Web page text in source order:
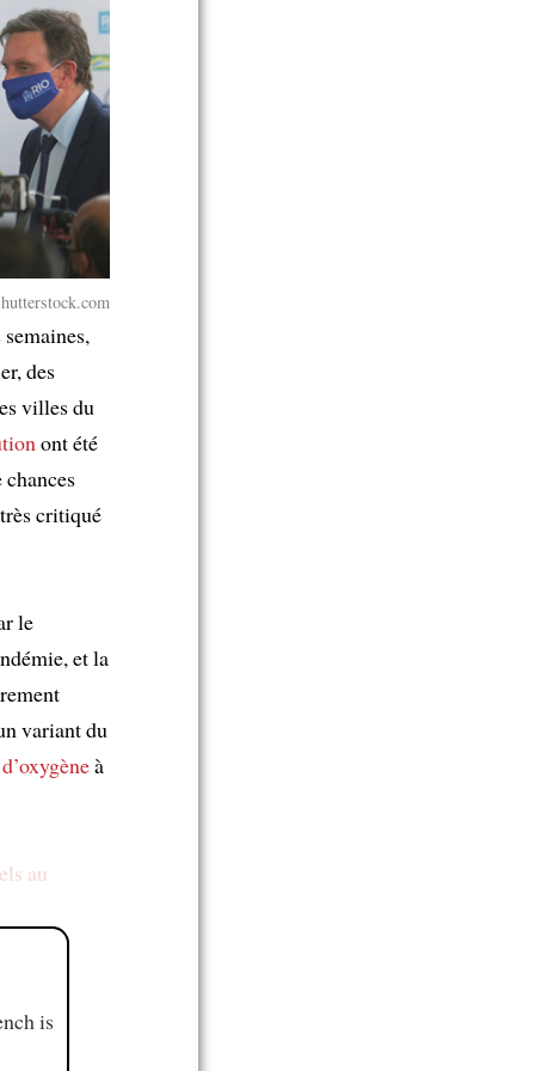
des
villes du
ont été
critiqué
le
et la
variant du
à
au
is